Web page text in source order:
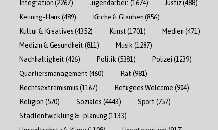
Integration (2267) Jugendarbeit (1674) Justiz(488)
Keuning-Haus (489) Kirche & Glauben (856)
Kultur & Kreatives (4352) Kunst (1701) Medien (471)
Medizin & Gesundheit (811) Musik (1287)
Nachhaltigkeit (426) Politik (5381) Polizei (1239)
Quartiersmanagement (460) Rat (981)
Rechtsextremismus (1167) Refugees Welcome (904)
Religion (570) Soziales (4443) Sport (757)
Stadtentwicklung & -planung(1133)